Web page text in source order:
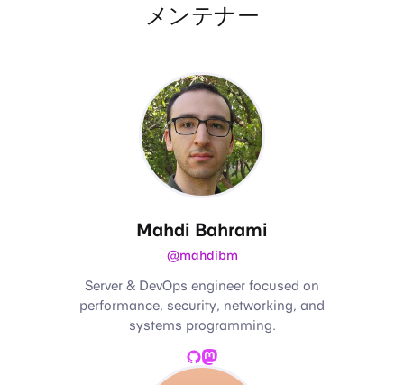
メンテナー
Mahdi Bahrami
@mahdibm
Server & DevOps engineer focused on
performance, security, networking, and
systems programming.
GitHub
Mastodon